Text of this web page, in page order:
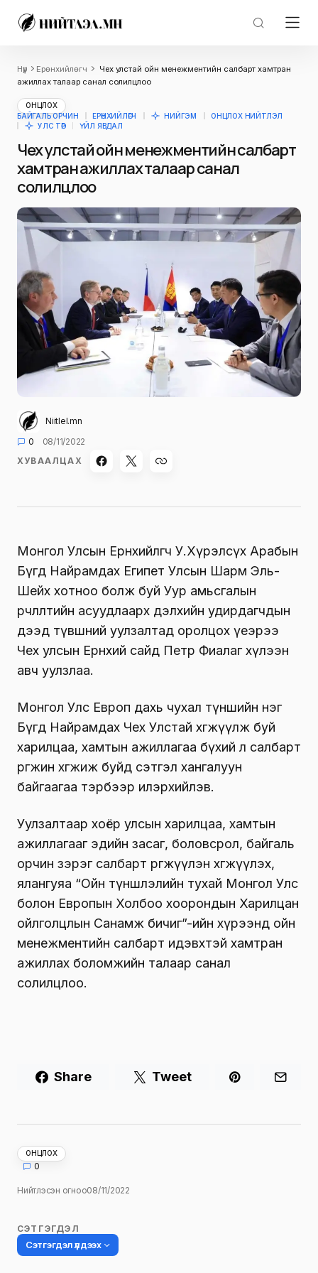
Нүүр Ерөнхийлөгч
Чех улстай ойн менежментийн салбарт хамтран
ажиллах талаар санал солилцлоо
ОНЦЛОХ
БАЙГАЛЬ ОРЧИН
ЕРӨНХИЙЛӨГЧ НИЙГЭМ
ОНЦЛОХ НИЙТЛЭЛ
УЛС ТӨР
ҮЙЛ ЯВДАЛ
Чех улстай ойн менежментийн салбарт
хамтран ажиллах талаар санал
солилцлоо
Niitlel.mn
0
08/11/2022
ХУВААЛЦАХ
Монгол Улсын Ерөнхийлөгч У.Хүрэлсүх Арабын
Бүгд Найрамдах Египет Улсын Шарм Эль-
Шейх хотноо болж буй Уур амьсгалын
өөрчлөлтийн асуудлаарх дэлхийн удирдагчдын
дээд түвшний уулзалтад оролцох үеэрээ
Чех улсын Ерөнхий сайд Петр Фиалаг хүлээн
авч уулзлаа.
Монгол Улс Европ дахь чухал түншийн нэг
Бүгд Найрамдах Чех Улстай хөгжүүлж буй
харилцаа, хамтын ажиллагаа бүхий л салбарт
өргөжин хөгжиж буйд сэтгэл хангалуун
байгаагаа тэрбээр илэрхийлэв.
Уулзалтаар хоёр улсын харилцаа, хамтын
ажиллагааг эдийн засаг, боловсрол, байгаль
орчин зэрэг салбарт өргөжүүлэн хөгжүүлэх,
ялангуяа “Ойн түншлэлийн тухай Монгол Улс
болон Европын Холбоо хоорондын Харилцан
ойлголцлын Санамж бичиг”-ийн хүрээнд ойн
менежментийн салбарт идэвхтэй хамтран
ажиллах боломжийн талаар санал
солилцлоо.
Share Tweet
ОНЦЛОХ
0
Нийтлэсэн огноо08/11/2022
СЭТГЭГДЭЛ
Сэтгэгдэл үлдээх